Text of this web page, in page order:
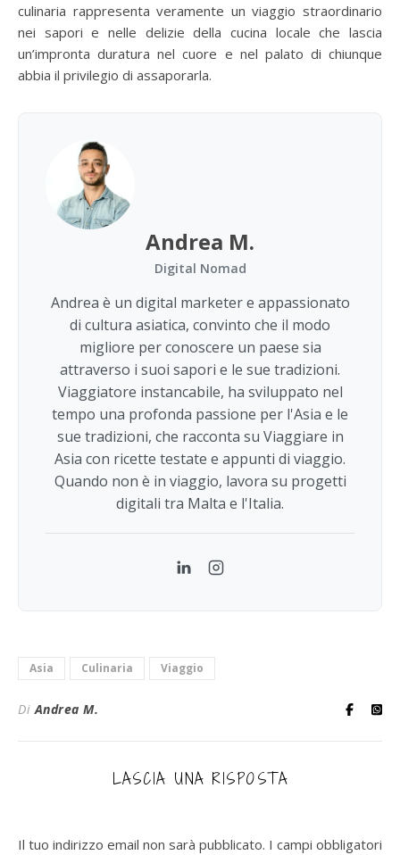
culinaria rappresenta veramente un viaggio straordinario
nei sapori e nelle delizie della cucina locale che lascia
un’impronta duratura nel cuore e nel palato di chiunque
abbia il privilegio di assaporarla.
Andrea M.
Digital Nomad
Andrea è un digital marketer e appassionato
di cultura asiatica, convinto che il modo
migliore per conoscere un paese sia
attraverso i suoi sapori e le sue tradizioni.
Viaggiatore instancabile, ha sviluppato nel
tempo una profonda passione per l'Asia e le
sue tradizioni, che racconta su Viaggiare in
Asia con ricette testate e appunti di viaggio.
Quando non è in viaggio, lavora su progetti
digitali tra Malta e l'Italia.
LinkedInInstagram
Asia Culinaria Viaggio
DiAndrea M.
LASCIA UNA RISPOSTA
Il tuo indirizzo email non sarà pubblicato. I campi obbligatori